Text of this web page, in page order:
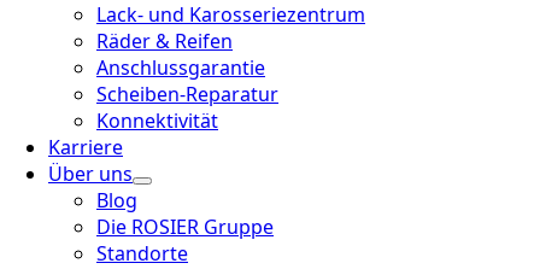
Lack- und Karosseriezentrum
Räder & Reifen
Anschlussgarantie
Scheiben-Reparatur
Konnektivität
Karriere
Über uns
Blog
Die ROSIER Gruppe
Standorte